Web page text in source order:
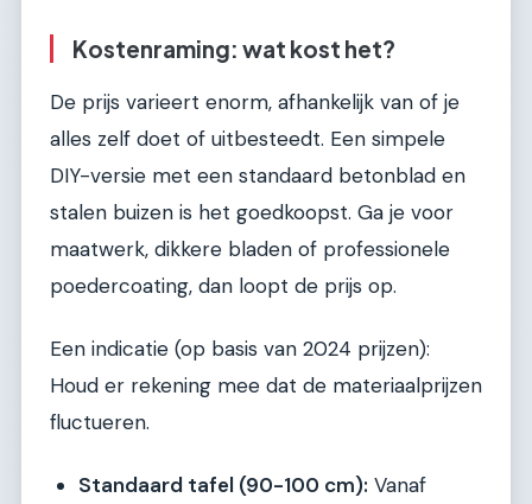
Kostenraming: wat kost het?
De prijs varieert enorm, afhankelijk van of je
alles zelf doet of uitbesteedt. Een simpele
DIY-versie met een standaard betonblad en
stalen buizen is het goedkoopst. Ga je voor
maatwerk, dikkere bladen of professionele
poedercoating, dan loopt de prijs op.
Een indicatie (op basis van 2024 prijzen):
Houd er rekening mee dat de materiaalprijzen
fluctueren.
Standaard tafel (90-100 cm): Vanaf